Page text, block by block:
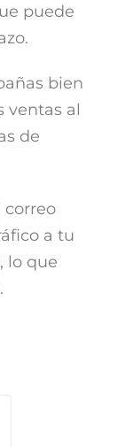
puede
bien
ventas al
de
correo
a tu
lo que